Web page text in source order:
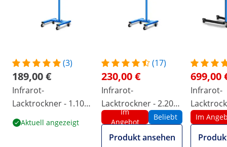
(3)
189,00 €
Infrarot-
Lacktrockner - 1.100
W - 1 Strahler
Aktuell angezeigt
(17)
230,00 €
Infrarot-
Lacktrockner - 2.200
W - 2 Strahler
Im
Angebot
Beliebt
Produkt ansehen
699,00
Infrarot-
W - 3
Im